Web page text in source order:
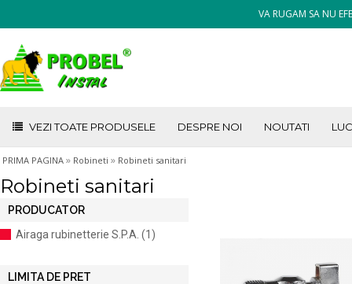
VA RUGAM SA NU
VEZI TOATE PRODUSELE DESPRE NOI NOUTATI
PRIMA PAGINA » Robineti » Robineti sanitari
Robineti sanitari
PRODUCATOR
Airaga rubinetterie S.P.A. (1)
LIMITA DE PRET